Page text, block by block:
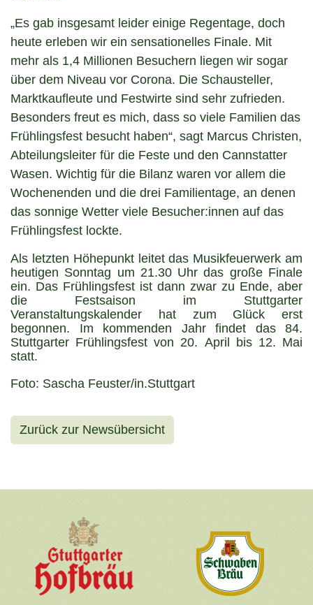
„Es gab insgesamt leider einige Regentage, doch
heute erleben wir ein sensationelles Finale. Mit
mehr als 1,4 Millionen Besuchern liegen wir sogar
über dem Niveau vor Corona. Die Schausteller,
Marktkaufleute und Festwirte sind sehr zufrieden.
Besonders freut es mich, dass so viele Familien das
Frühlingsfest besucht haben“, sagt Marcus Christen,
Abteilungsleiter für die Feste und den Cannstatter
Wasen. Wichtig für die Bilanz waren vor allem die
Wochenenden und die drei Familientage, an denen
das sonnige Wetter viele Besucher:innen auf das
Frühlingsfest lockte.
Als letzten Höhepunkt leitet das Musikfeuerwerk am
heutigen Sonntag um 21.30 Uhr das große Finale
ein. Das Frühlingsfest ist dann zwar zu Ende, aber
die Festsaison im Stuttgarter
Veranstaltungskalender hat zum Glück erst
begonnen. Im kommenden Jahr findet das 84.
Stuttgarter Frühlingsfest von 20. April bis 12. Mai
statt.
Foto: Sascha Feuster/in.Stuttgart
Zurück zur Newsübersicht